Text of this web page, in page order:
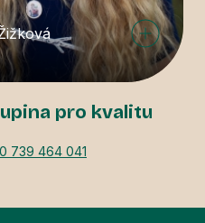
pro kvalitu
739 464 041